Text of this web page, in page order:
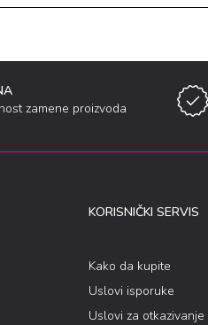
zamene proizvoda
KORISNIČKI SERVIS
Kako da kupite
Uslovi isporuke
Uslovi za otkazivanje